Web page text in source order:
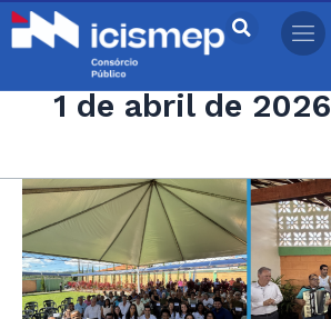
Ir
para
conteúdo1 de abril de 2026
Dois
anos
CAMPS
–
Gestão